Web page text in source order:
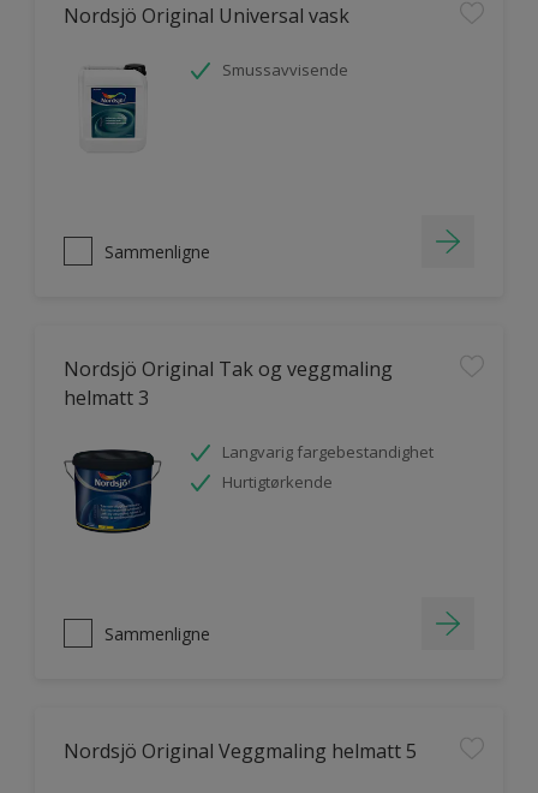
Nordsjö Original Universal vask
Smussavvisende
Sammenligne
Nordsjö Original Tak og veggmaling
helmatt 3
Langvarig fargebestandighet
Hurtigtørkende
Sammenligne
Nordsjö Original Veggmaling helmatt 5